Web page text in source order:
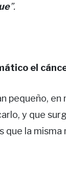
”.
el
pequeño, en
y que
que la misma